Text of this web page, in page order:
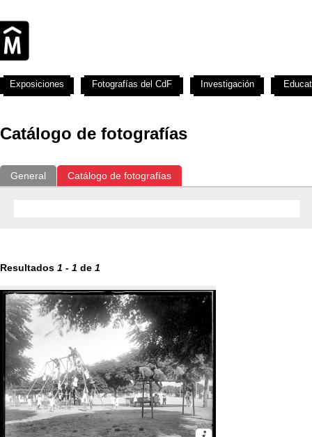
Catálogo de fotografías
General Catálogo de fotografías
Resultados 1 - 1 de 1
Exposiciones Fotografías del CdF Investigación